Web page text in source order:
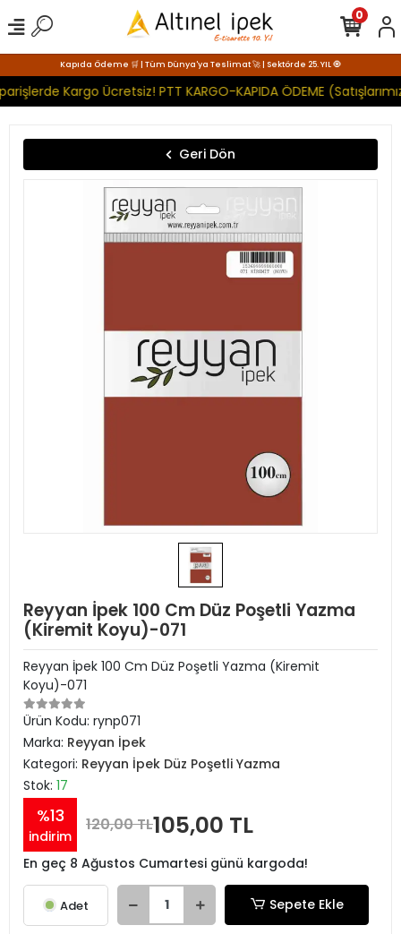
Kapıda Ödeme 🛒 | Tüm Dünya'ya Teslimat 🚀 | Sektörde 25. YIL 🧿
Kargo Ücretsiz! PTT KARGO-KAPIDA ÖDEME
0
Geri Dön
Reyyan İpek 100 Cm Düz Poşetli Yazma
(Kiremit Koyu)-071
Reyyan İpek 100 Cm Düz Poşetli Yazma (Kiremit
Koyu)-071
Ürün Kodu: rynp071
Marka: Reyyan İpek
Kategori: Reyyan İpek Düz Poşetli Yazma
Stok: 17
%13
indirim
120,00 TL105,00 TL
En geç 8 Ağustos Cumartesi günü kargoda!
Adet Sepete Ekle